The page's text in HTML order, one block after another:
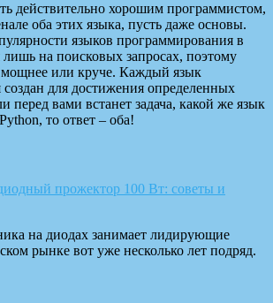
действительно хорошим программистом,
оба этих языка, пусть даже основы.
языков программирования в
лишь на поисковых запросах, поэтому
мощнее или круче. Каждый язык
для достижения определенных
перед вами встанет задача, какой же язык
то ответ – оба!
прожектор 100 Вт: советы и
на диодах занимает лидирующие
рынке вот уже несколько лет подряд.